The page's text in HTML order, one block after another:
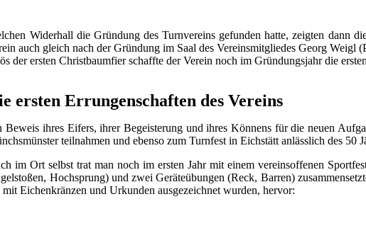
Widerhall die Gründung des Turnvereins gefunden hatte, zeigten dann
auch gleich nach der Gründung im Saal des Vereinsmitgliedes Georg
der ersten Christbaumfier schaffte der Verein noch im Gründungsjahr die
ersten Errungenschaften des Vereins
Beweis ihres Eifers, ihrer Begeisterung und ihres Könnens für die neuen
teilnahmen und ebenso zum Turnfest in Eichstätt anlässlich des 50
im Ort selbst trat man noch im ersten Jahr mit einem vereinsoffenen
Hochsprung) und zwei Geräteübungen (Reck, Barren)
mit Eichenkränzen und Urkunden ausgezeichnet wurden, hervor: